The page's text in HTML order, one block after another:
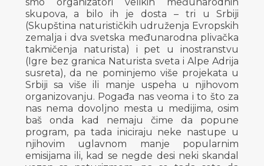
skupova, a bilo ih je dosta – tri u Srbiji
(Skupština naturističkih udruženja Evropskih
zemalja i dva svetska međunarodna plivačka
takmičenja naturista) i pet u inostranstvu
(Igre bez granica Naturista sveta i Alpe Adrija
susreta), da ne pominjemo više projekata u
Srbiji sa više ili manje uspeha u njihovom
organizovanju. Pogađa nas veoma i to što za
nas nema dovoljno mesta u medijima, osim
baš onda kad nemaju čime da popune
program, pa tada iniciraju neke nastupe u
njihovim uglavnom manje popularnim
emisijama ili, kad se negde desi neki skandal